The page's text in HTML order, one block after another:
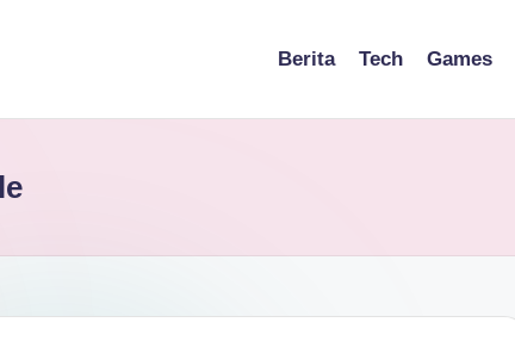
Berita Tech Games